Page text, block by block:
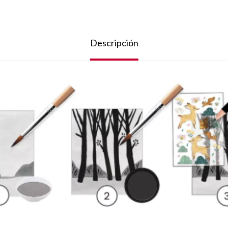
Descripción